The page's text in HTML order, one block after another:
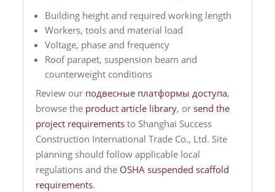
Building height and required working length
Workers, tools and material load
Voltage, phase and frequency
Roof parapet, suspension beam and
counterweight conditions
Review our подвесные платформы доступа,
browse the product article library, orsend the
project requirements to Shanghai Success
Construction International Trade Co., Ltd. Site
planning should follow applicable local
regulations and the OSHA suspended scaffold
requirements.